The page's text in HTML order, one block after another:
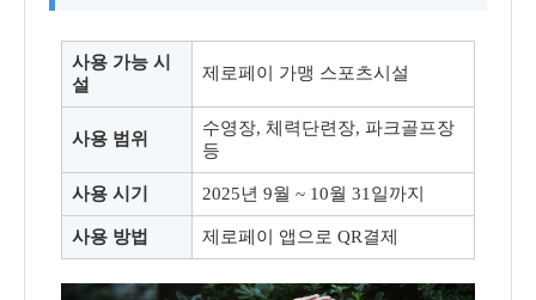
사용 가능 시
설
제로페이 가맹 스포츠시설
사용 범위
수영장, 체력단련장, 파크골프장
등
사용 시기 2025년 9월 ~ 10월 31일까지
사용 방법 제로페이 앱으로 QR결제